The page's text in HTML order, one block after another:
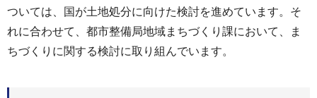
ついては、国が土地処分に向けた検討を進めています。そ
れに合わせて、都市整備局地域まちづくり課において、ま
ちづくりに関する検討に取り組んでいます。